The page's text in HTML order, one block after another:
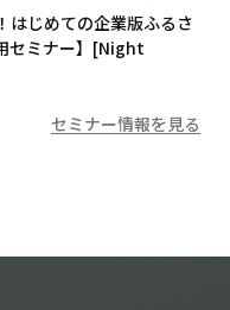
はじめての企業版ふるさ
セミナー】[Night
セミナー情報を見る